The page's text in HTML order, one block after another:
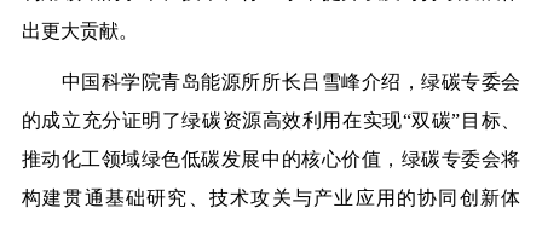
出更大贡献。
中国科学院青岛能源所所长吕雪峰介绍，绿碳专委会
的成立充分证明了绿碳资源高效利用在实现“双碳”目标、
推动化工领域绿色低碳发展中的核心价值，绿碳专委会将
构建贯通基础研究、技术攻关与产业应用的协同创新体